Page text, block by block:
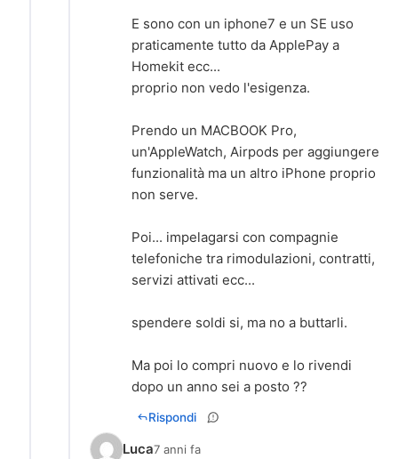
E sono con un iphone7 e un SE uso
praticamente tutto da ApplePay a
Homekit ecc...
proprio non vedo l'esigenza.
Prendo un MACBOOK Pro,
un'AppleWatch, Airpods per aggiungere
funzionalità ma un altro iPhone proprio
non serve.
Poi... impelagarsi con compagnie
telefoniche tra rimodulazioni, contratti,
servizi attivati ecc...
spendere soldi si, ma no a buttarli.
Ma poi lo compri nuovo e lo rivendi
dopo un anno sei a posto ??
Rispondi
Luca7 anni fa